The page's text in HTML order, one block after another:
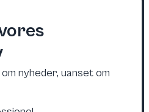
nyheder, uanset om